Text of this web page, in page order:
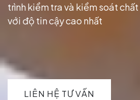
trình kiểm tra và kiểm soát
với độ tin cậy cao nhất
LIÊN HỆ TƯ VẤN